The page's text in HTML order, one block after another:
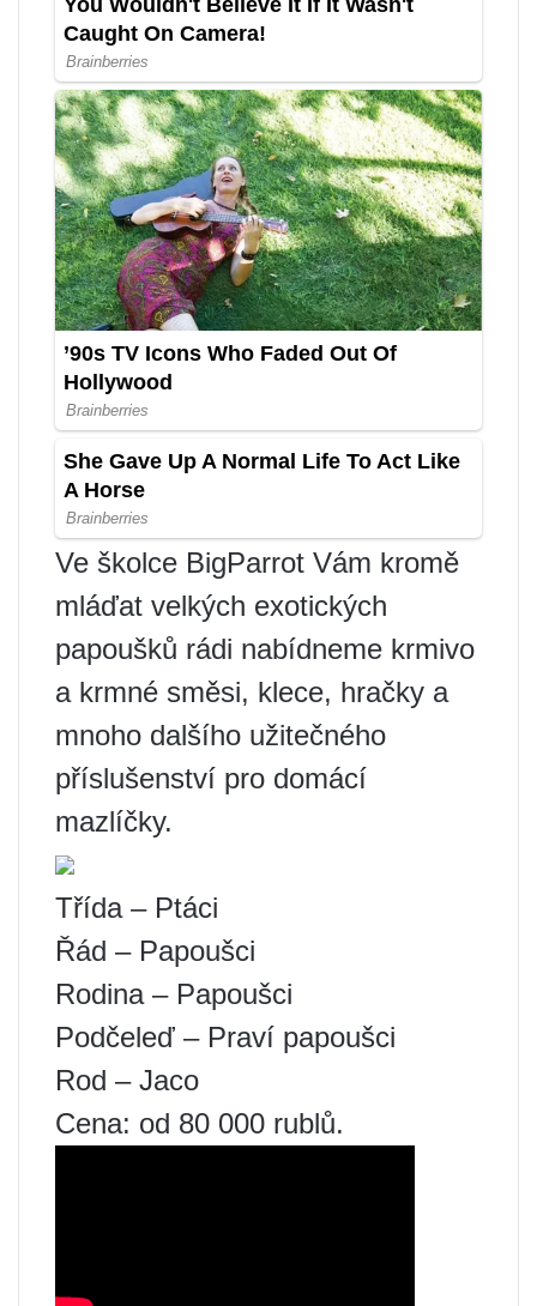
Ve školce BigParrot Vám kromě
mláďat velkých exotických
papoušků rádi nabídneme krmivo
a krmné směsi, klece, hračky a
mnoho dalšího užitečného
příslušenství pro domácí
mazlíčky.
Třída – Ptáci
Řád – Papoušci
Rodina – Papoušci
Podčeleď – Praví papoušci
Rod – Jaco
Cena: od 80 000 rublů.